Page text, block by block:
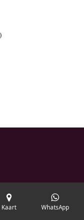
Kaart WhatsApp